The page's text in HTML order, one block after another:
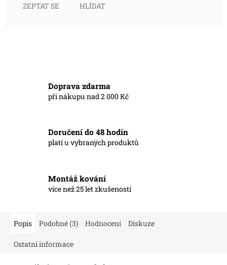
ZEPTAT SE HLÍDAT
Doprava zdarma
při nákupu nad 2 000 Kč
Doručení do 48 hodin
platí u vybraných produktů
Montáž kování
více než 25 let zkušeností
Popis Podobné (3) Hodnocení Diskuze
Ostatní informace